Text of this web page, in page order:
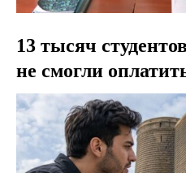
13 тысяч
не смогли